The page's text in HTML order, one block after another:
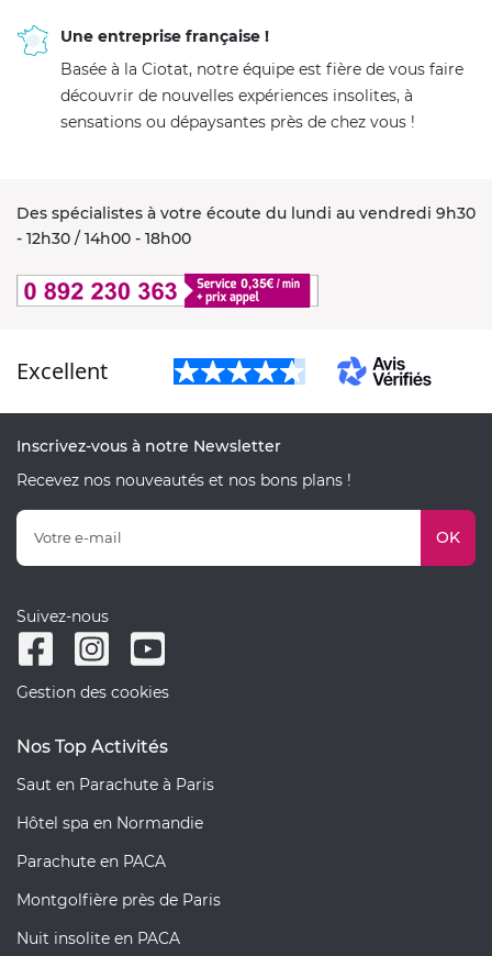
Une entreprise française !
Basée à la Ciotat, notre équipe est fière de vous faire
découvrir de nouvelles expériences insolites, à
sensations ou dépaysantes près de chez vous !
Des spécialistes à votre écoute du lundi au vendredi 9h30
- 12h30 / 14h00 - 18h00
Excellent
Inscrivez-vous à notre Newsletter
Recevez nos nouveautés et nos bons plans !
OK
Suivez-nous
Gestion des cookies
Nos Top Activités
Saut en Parachute à Paris
Hôtel spa en Normandie
Parachute en PACA
Montgolfière près de Paris
Nuit insolite en PACA